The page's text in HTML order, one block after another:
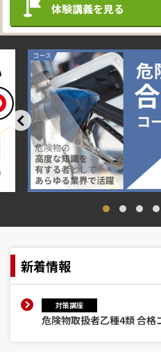
体験講義を見る
新着情報
対策講座
危険物取扱者乙種4類 合格